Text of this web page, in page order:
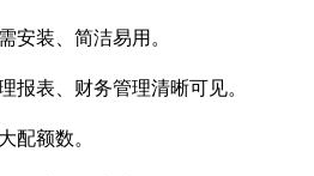
安装、简洁易用。
报表、财务管理清晰可见。
配额数。